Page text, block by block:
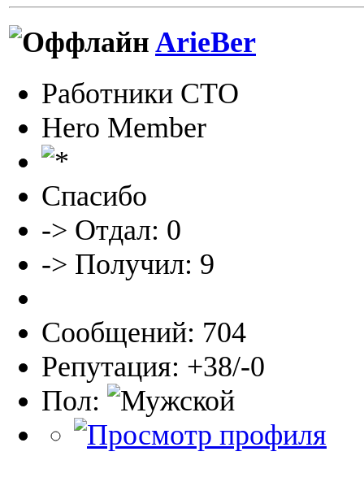
ArieBer
Работники СТО
Hero Member
Спасибо
-> Отдал: 0
-> Получил: 9
Сообщений: 704
Репутация: +38/-0
Пол: